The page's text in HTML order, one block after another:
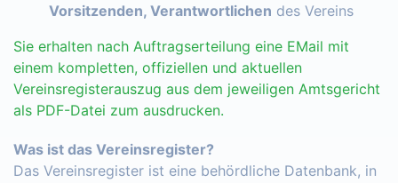
Vorsitzenden, Verantwortlichen des Vereins
Sie erhalten nach Auftragserteilung eine EMail mit
einem kompletten, offiziellen und aktuellen
Vereinsregisterauszug aus dem jeweiligen Amtsgericht
als PDF-Datei zum ausdrucken.
Was ist das Vereinsregister?
Das Vereinsregister ist eine behördliche Datenbank, in